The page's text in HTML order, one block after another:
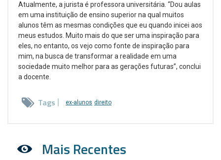
Atualmente, a jurista é professora universitária. “Dou aulas
em uma instituição de ensino superior na qual muitos
alunos têm as mesmas condições que eu quando inicei aos
meus estudos. Muito mais do que ser uma inspiração para
eles, no entanto, os vejo como fonte de inspiração para
mim, na busca de transformar a realidade em uma
sociedade muito melhor para as gerações futuras”, conclui
a docente.
Tags ex-alunos direito
Mais Recentes